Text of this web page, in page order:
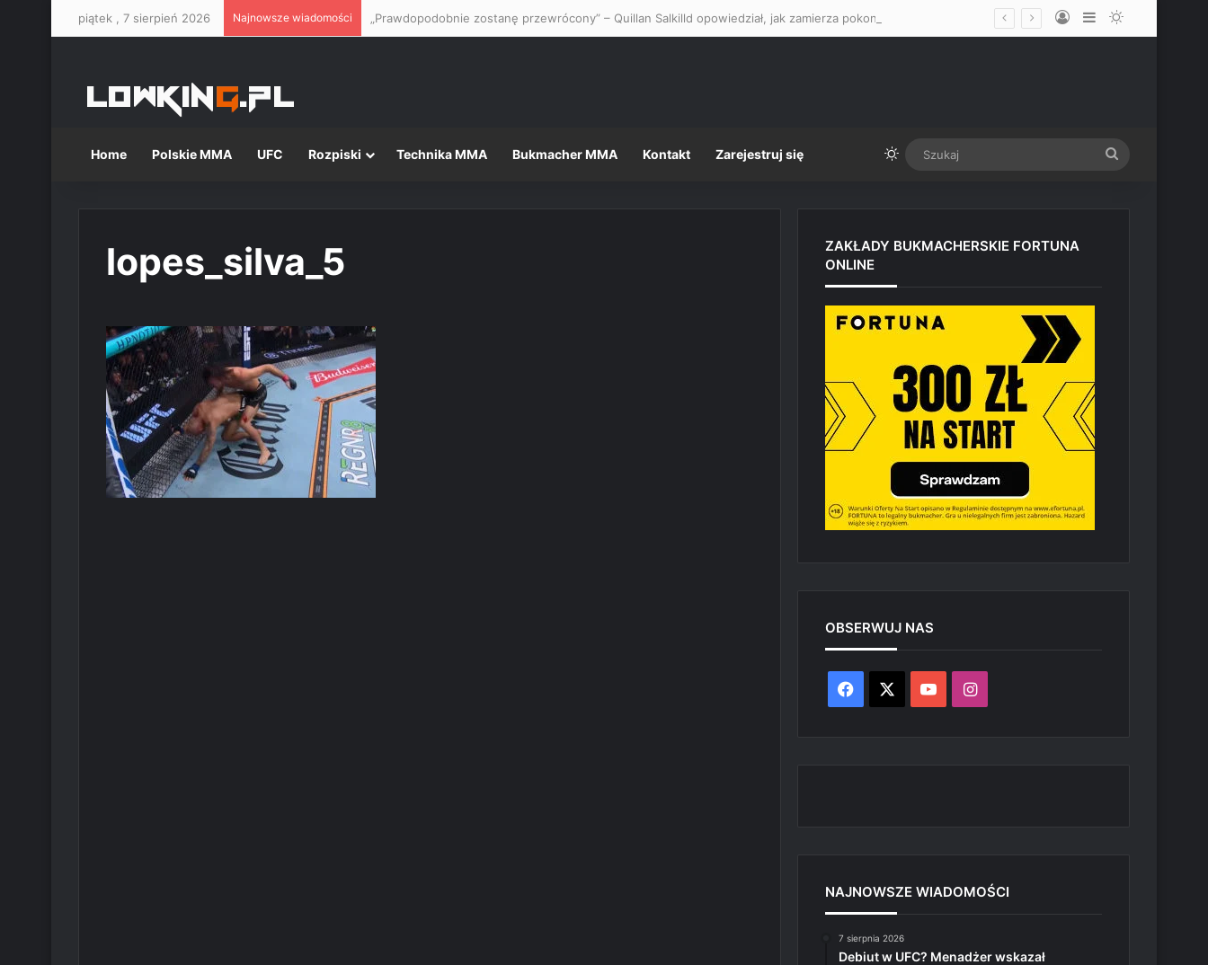
piątek , 7 sierpień 2026 Najnowsze wiadomości Log InSidebarSwitch skin
Home Polskie MMA UFC Rozpiski Technika MMA Bukmacher MMA Kontakt Zarejestruj się Switch skin
lopes_silva_5
ZAKŁADY BUKMACHERSKIE FORTUNA
ONLINE
OBSERWUJ NAS
Facebook YouTubeInstagram
NAJNOWSZE WIADOMOŚCI
7 sierpnia 2026
Debiut w UFC? Menadżer wskazał